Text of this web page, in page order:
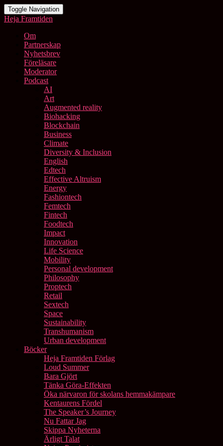
Toggle Navigation
Heja Framtiden
Om
Partnerskap
Nyhetsbrev
Föreläsare
Moderator
Podcast
AI
Art
Augmented reality
Biohacking
Blockchain
Business
Climate
Diversity & Inclusion
English
Edtech
Effective Altruism
Energy
Fashiontech
Femtech
Fintech
Foodtech
Impact
Innovation
Life Science
Mobility
Personal development
Philosophy
Proptech
Retail
Sextech
Space
Sustainability
Transhumanism
Urban development
Böcker
Heja Framtiden Förlag
Loud Summer
Bara Gjört
Tänka Göra-Effekten
Öka närvaron för skolans hemmakämpare
Kentaurens Fördel
The Speaker’s Journey
Nu Fattar Jag
Skippa Nyheterna
Ärligt Talat